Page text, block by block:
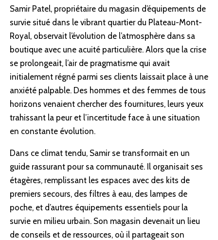
Samir Patel, propriétaire du magasin d’équipements de
survie situé dans le vibrant quartier du Plateau-Mont-
Royal, observait l’évolution de l’atmosphère dans sa
boutique avec une acuité particulière. Alors que la crise
se prolongeait, l’air de pragmatisme qui avait
initialement régné parmi ses clients laissait place à une
anxiété palpable. Des hommes et des femmes de tous
horizons venaient chercher des fournitures, leurs yeux
trahissant la peur et l’incertitude face à une situation
en constante évolution.
Dans ce climat tendu, Samir se transformait en un
guide rassurant pour sa communauté. Il organisait ses
étagères, remplissant les espaces avec des kits de
premiers secours, des filtres à eau, des lampes de
poche, et d’autres équipements essentiels pour la
survie en milieu urbain. Son magasin devenait un lieu
de conseils et de ressources, où il partageait son